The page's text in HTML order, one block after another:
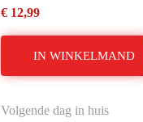
€ 12,99
IN WINKELMAND
Volgende dag in huis